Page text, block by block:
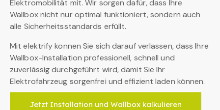
Elektromobilität mit. Wir sorgen dafür, dass Ihre
Wallbox nicht nur optimal funktioniert, sondern auch
alle Sicherheitsstandards erfüllt.
Mit elektrify können Sie sich darauf verlassen, dass Ihre
Wallbox-Installation professionell, schnell und
zuverlässig durchgeführt wird, damit Sie Ihr
Elektrofahrzeug sorgenfrei und effizient laden können.
Jetzt Installation und Wallbox kalkulieren